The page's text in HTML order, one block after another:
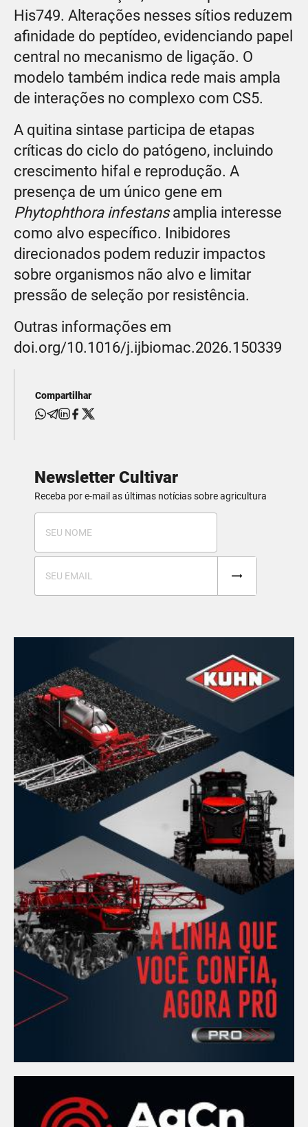
His749. Alterações nesses sítios reduzem
afinidade do peptídeo, evidenciando papel
central no mecanismo de ligação. O
modelo também indica rede mais ampla
de interações no complexo com CS5.
A quitina sintase participa de etapas
críticas do ciclo do patógeno, incluindo
crescimento hifal e reprodução. A
presença de um único gene em
Phytophthora infestansamplia interesse
como alvo específico. Inibidores
direcionados podem reduzir impactos
sobre organismos não alvo e limitar
pressão de seleção por resistência.
Outras informações em
doi.org/10.1016/j.ijbiomac.2026.150339
Compartilhar
Newsletter Cultivar
Receba por e-mail as últimas notícias sobre agricultura